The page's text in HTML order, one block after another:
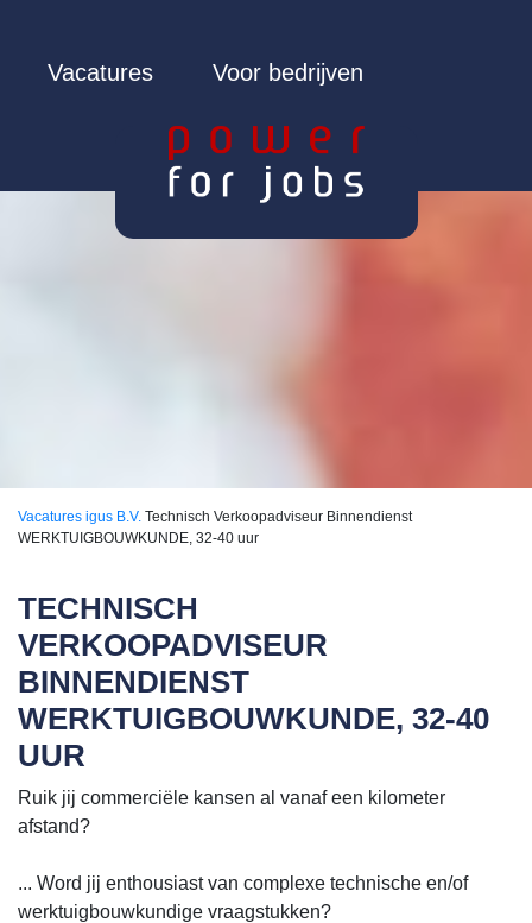
Vacatures Voor bedrijven
Vacatures igus B.V. Technisch Verkoopadviseur Binnendienst
WERKTUIGBOUWKUNDE, 32-40 uur
TECHNISCH
VERKOOPADVISEUR
BINNENDIENST
WERKTUIGBOUWKUNDE, 32-40
UUR
Ruik jij commerciële kansen al vanaf een kilometer
afstand?
... Word jij enthousiast van complexe technische en/of
werktuigbouwkundige vraagstukken?